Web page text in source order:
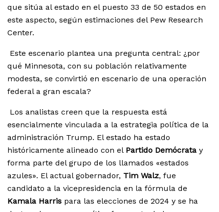
que sitúa al estado en el puesto 33 de 50 estados en
este aspecto, según estimaciones del Pew Research
Center.
Este escenario plantea una pregunta central: ¿por
qué Minnesota, con su población relativamente
modesta, se convirtió en escenario de una operación
federal a gran escala?
Los analistas creen que la respuesta está
esencialmente vinculada a la estrategia política de la
administración Trump. El estado ha estado
históricamente alineado con el Partido Demócrata y
forma parte del grupo de los llamados «estados
azules». El actual gobernador, Tim Walz, fue
candidato a la vicepresidencia en la fórmula de
Kamala Harris para las elecciones de 2024 y se ha